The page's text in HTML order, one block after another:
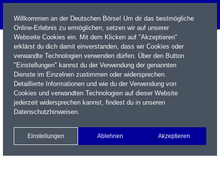
Name / WKN / ISIN / Kürzel
Xetra Realtime
Watchlist Portfolio Login
Willkommen an der Deutschen Börse! Um dir das bestmögliche
Online-Erlebnis zu ermöglichen, setzen wir auf unserer
Webseite Cookies ein. Mit dem Klicken auf "Akzeptieren"
erklärst du dich damit einverstanden, dass wir Cookies oder
verwandte Technologien verwenden dürfen. Über den Button
"Einstellungen" kannst du der Verwendung der genannten
Dienste im Einzelnen zustimmen oder widersprechen.
Detaillierte Informationen und wie du der Verwendung von
Cookies und verwandten Technologien auf dieser Website
jederzeit widersprechen kannst, findest du in unseren
Datenschutzhinweisen.
Einstellungen Ablehnen Akzeptieren